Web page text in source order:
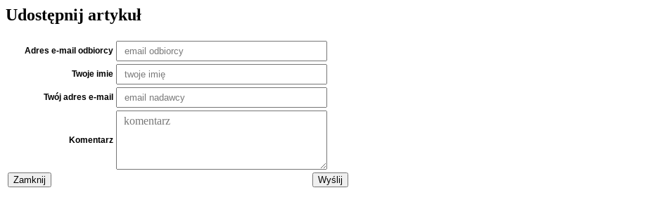
Udostępnij artykuł
Adres e-mail odbiorcy
Twoje imie
Twój adres e-mail
Komentarz